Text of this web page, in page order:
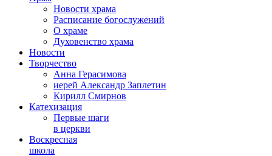
Новости храма
Расписание богослужений
О храме
Духовенство храма
Новости
Творчество
Анна Герасимова
иерей Александр Заплетин
Кирилл Смирнов
Катехизация
Первые шаги
в церкви
Воскресная
школа